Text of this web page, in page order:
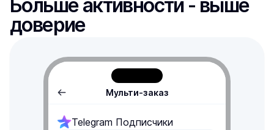
Больше активности - выше
доверие
Мульти-заказ
Telegram Подписчики